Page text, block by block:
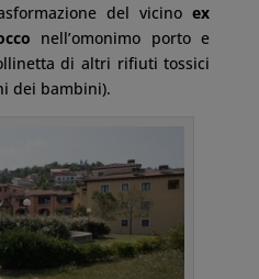
del vicinoex
nell’omonimo porto e
di altri rifiuti tossici
dei bambini).